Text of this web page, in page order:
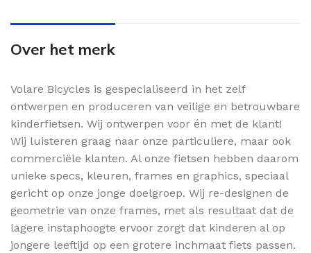
Over het merk
Volare Bicycles is gespecialiseerd in het zelf
ontwerpen en produceren van veilige en betrouwbare
kinderfietsen. Wij ontwerpen voor én met de klant!
Wij luisteren graag naar onze particuliere, maar ook
commerciële klanten. Al onze fietsen hebben daarom
unieke specs, kleuren, frames en graphics, speciaal
gericht op onze jonge doelgroep. Wij re-designen de
geometrie van onze frames, met als resultaat dat de
lagere instaphoogte ervoor zorgt dat kinderen al op
jongere leeftijd op een grotere inchmaat fiets passen.